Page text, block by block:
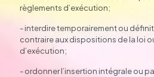
règlements d’exécution;
- interdire temporairement ou
contraire aux dispositions de la loi
d’exécution;
- ordonner l’insertion intégrale ou